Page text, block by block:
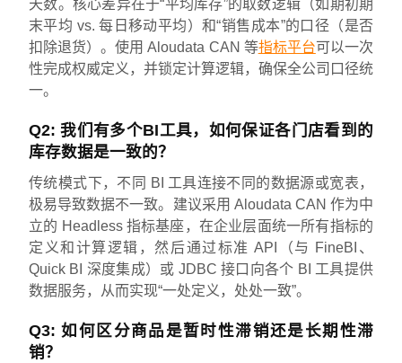
天数。核心差异在于“平均库存”的取数逻辑（如期初期
末平均 vs. 每日移动平均）和“销售成本”的口径（是否
扣除退货）。使用 Aloudata CAN 等指标平台可以一次
性完成权威定义，并锁定计算逻辑，确保全公司口径统
一。
Q2: 我们有多个BI工具，如何保证各门店看到的
库存数据是一致的？
传统模式下，不同 BI 工具连接不同的数据源或宽表，
极易导致数据不一致。建议采用 Aloudata CAN 作为中
立的 Headless 指标基座，在企业层面统一所有指标的
定义和计算逻辑，然后通过标准 API（与 FineBI、
Quick BI 深度集成）或 JDBC 接口向各个 BI 工具提供
数据服务，从而实现“一处定义，处处一致”。
Q3: 如何区分商品是暂时性滞销还是长期性滞
销？